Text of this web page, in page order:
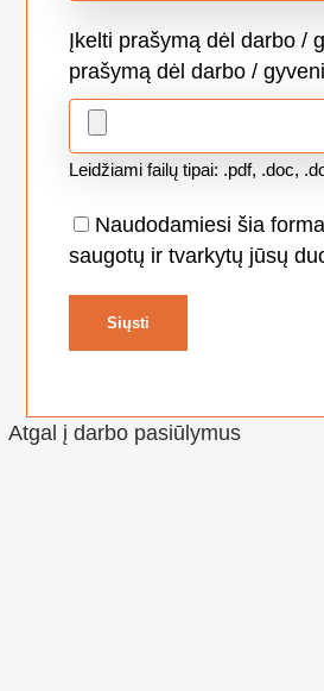
Įkelti prašymą dėl darbo /
prašymą dėl darbo /
Leidžiami failų tipai: .pdf, .doc,
Naudodamiesi šia
saugotų ir tvarkytų jūsų
Atgal į darbo pasiūlymus